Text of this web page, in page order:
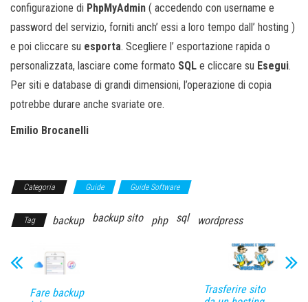
configurazione di PhpMyAdmin ( accedendo con username e
password del servizio, forniti anch’ essi a loro tempo dall’ hosting )
e poi cliccare su esporta. Scegliere l’ esportazione rapida o
personalizzata, lasciare come formato SQL e cliccare su Esegui.
Per siti e database di grandi dimensioni, l’operazione di copia
potrebbe durare anche svariate ore.
Emilio Brocanelli
Categoria Guide Guide Software
Tag backup backup sito php sql wordpress
Fare backup
Trasferire sito